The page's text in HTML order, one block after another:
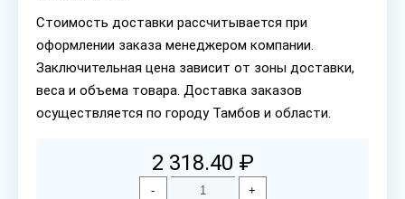
Стоимость доставки рассчитывается при
оформлении заказа менеджером компании.
Заключительная цена зависит от зоны доставки,
веса и объема товара. Доставка заказов
осуществляется по городу Тамбов и области.
2 318.40 ₽
- +